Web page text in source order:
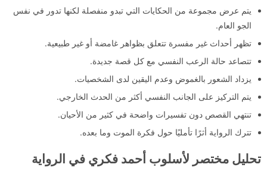
يتم عرض مجموعة من الحكايات التي تبدو منفصلة لكنها تدور في نفس
الجو العام.
تظهر أحداث غير مفسرة تتعلق بظواهر غامضة أو غير طبيعية.
تتصاعد حالة الرعب النفسي مع كل قصة جديدة.
يزداد الشعور بالغموض وعدم اليقين لدى الشخصيات.
يتم التركيز على الجانب النفسي أكثر من الحدث الخارجي.
تنتهي القصص دون تفسيرات واضحة في كثير من الأحيان.
تترك الرواية أثرًا تأمليًا حول فكرة الموت وما بعده.
تحليل مختصر لأسلوب أحمد فكري في الرواية